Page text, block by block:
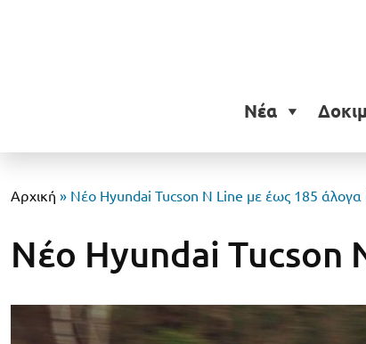
Νέα
Αρχική » Νέο Hyundai Tucson N Line με έως 185 άλογα
Νέο Hyundai Tucson